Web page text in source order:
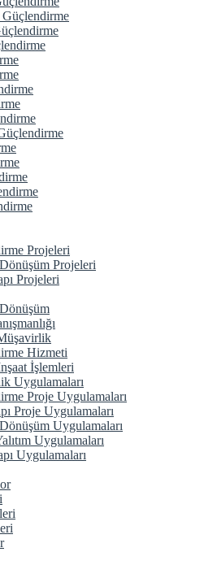
Güçlendirme
Projeleri
Projeleri
Projeleri
Hizmeti
İşlemleri
Uygulamaları
Proje Uygulamaları
Proje Uygulamaları
Uygulamaları
Uygulamaları
Uygulamaları